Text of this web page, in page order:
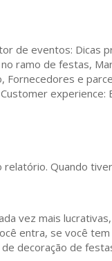
de eventos: Dicas
ramo de festas,
Fornecedores e
Quando
vez mais
entra, se você
decoração de